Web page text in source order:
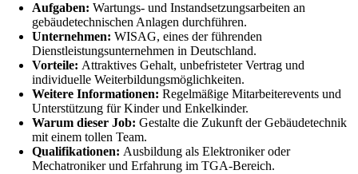
Aufgaben: Wartungs- und Instandsetzungsarbeiten an
gebäudetechnischen Anlagen durchführen.
Unternehmen: WISAG, eines der führenden
Dienstleistungsunternehmen in Deutschland.
Vorteile: Attraktives Gehalt, unbefristeter Vertrag und
individuelle Weiterbildungsmöglichkeiten.
Weitere Informationen: Regelmäßige Mitarbeiterevents und
Unterstützung für Kinder und Enkelkinder.
Warum dieser Job: Gestalte die Zukunft der Gebäudetechnik
mit einem tollen Team.
Qualifikationen: Ausbildung als Elektroniker oder
Mechatroniker und Erfahrung im TGA-Bereich.